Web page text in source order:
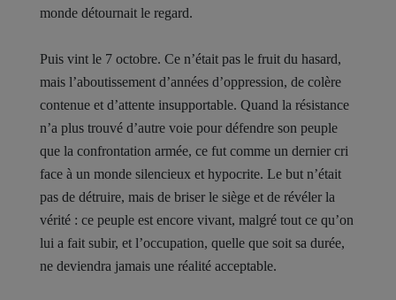
monde détournait le regard.
Puis vint le 7 octobre. Ce n’était pas le fruit du hasard,
mais l’aboutissement d’années d’oppression, de colère
contenue et d’attente insupportable. Quand la résistance
n’a plus trouvé d’autre voie pour défendre son peuple
que la confrontation armée, ce fut comme un dernier cri
face à un monde silencieux et hypocrite. Le but n’était
pas de détruire, mais de briser le siège et de révéler la
vérité : ce peuple est encore vivant, malgré tout ce qu’on
lui a fait subir, et l’occupation, quelle que soit sa durée,
ne deviendra jamais une réalité acceptable.